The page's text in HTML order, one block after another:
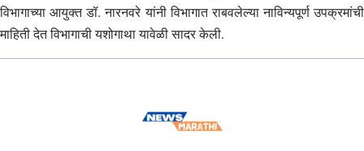
विभागाच्या आयुक्त डॉ. नारनवरे यांनी विभागात राबवलेल्या नाविन्यपूर्ण उपक्रमांची
माहिती देत विभागाची यशोगाथा यावेळी सादर केली.